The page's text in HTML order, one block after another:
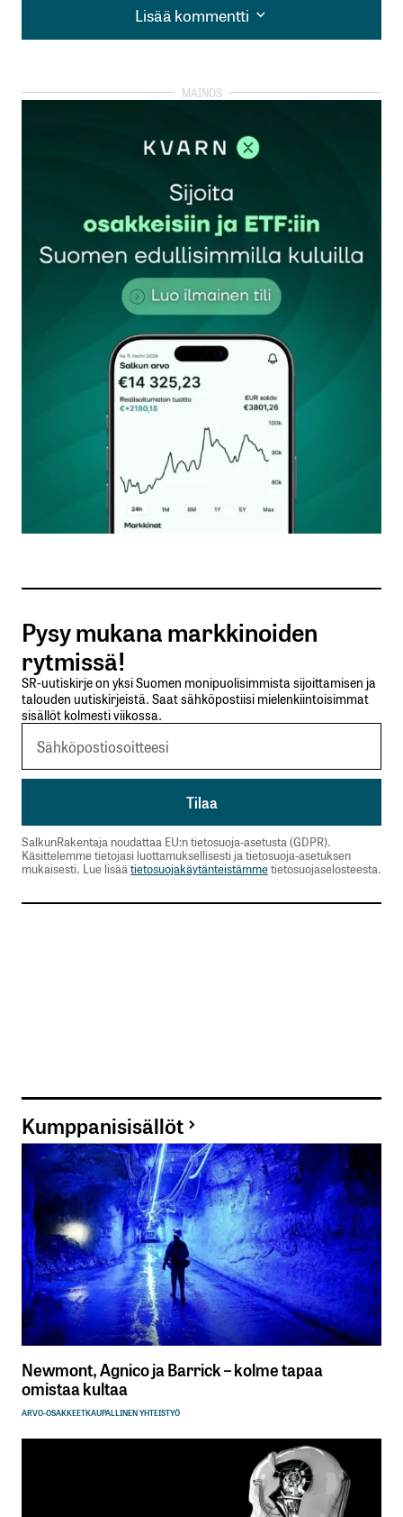
Lisää kommentti
Lisää kommentti
kirjautua
rekisteröityä
Sähköpostiosoitettasi ei julkaista.Pakolliset
kentät on merkitty*
Kommentti*
Nimesi tai nimimerkkisi
Sähköpostiosoitteesi
Tilaa SalkunRakentajan uutiskirje
Lähetä kommentti
Pysy mukana markkinoiden
rytmissä!
SR-uutiskirje on yksi Suomen monipuolisimmista sijoittamisen ja
talouden uutiskirjeistä. Saat sähköpostiisi mielenkiintoisimmat
sisällöt kolmesti viikossa.
SalkunRakentaja noudattaa EU:n tietosuoja-asetusta (GDPR).
Käsittelemme tietojasi luottamuksellisesti ja tietosuoja-asetuksen
mukaisesti. Lue lisäätietosuojakäytänteistämmetietosuojaselosteesta.
Kumppanisisällöt
Newmont, Agnico ja Barrick – kolme tapaa
omistaa kultaa
ARVO-OSAKKEETKAUPALLINEN YHTEISTYÖ